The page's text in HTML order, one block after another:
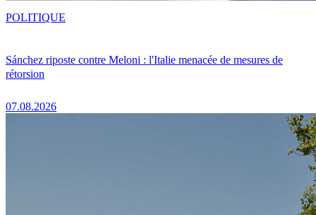
Sánchez riposte contre Meloni : l'Italie menacée de mesures de
rétorsion
07.08.2026
POLITIQUE